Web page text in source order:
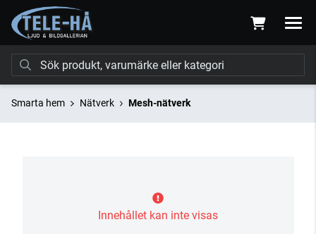
Smarta hem Nätverk Mesh-nätverk
Innehållet kan inte visas